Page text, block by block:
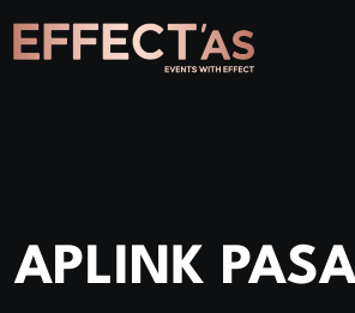
APLINK